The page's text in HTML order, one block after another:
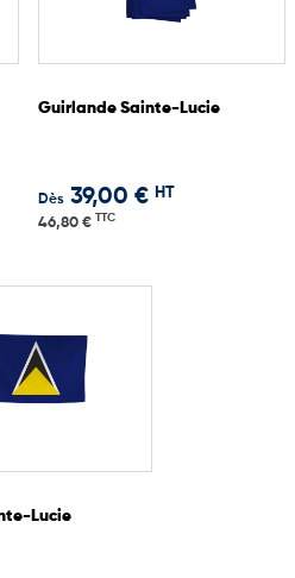
Guirlande Sainte-Lucie
Dès 39,00 € HT
46,80 € TTC
Lucie